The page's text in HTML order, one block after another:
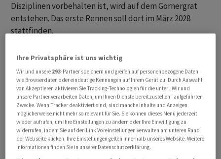
Disziplinen vorbehalten ist, wird auf dem Gornergrat
entstehen. Das erste Rennen soll dort im März 2028
stattfinden.
Nach dem Rückzug des einzigen Einspruchs in diesem
Frühjahr gab es kaum Zweifel am Ausgang der
Abstimmung. Am Dienstagabend stimmten die Bürger
mit 96 Prozent (159 Ja-Stimmen, 4 Nein-Stimmen und 2
Enthaltungen) der Teilrevision des Nutzungsplanes für
die Sportzonen (Ski) und der Aufnahme von zwei
Artikeln in die Bauordnung zu, wie die Gemeinde
Zermatt der Nachrichtenagentur Keystone-SDA
Ihre Privatsphäre ist uns wichtig
Wir und unsere 293-Partner speichern und greifen auf personenbezogene Daten
wie Browserdaten oder eindeutige Kennungen auf Ihrem Gerät zu. Durch Auswahl
von Akzeptieren aktivieren Sie Tracking-Technologien für die unter „Wir und
unsere Partner verarbeiten Daten, um Ihnen Dienste bereitzustellen“ aufgeführten
Zwecke. Wenn Tracker deaktiviert sind, sind manche Inhalte und Anzeigen
möglicherweise nicht mehr so relevant für Sie. Sie können dieses Menü jederzeit
wieder aufrufen, um Ihre Einstellungen zu ändern oder Ihre Einwilligung zu
widerrufen, indem Sie auf den Link Voreinstellungen verwalten am unteren Rand
der Webseite klicken. Ihre Einstellungen gelten innerhalb unseres Website. Weitere
Informationen finden Sie in unserer Datenschutzerklärung.